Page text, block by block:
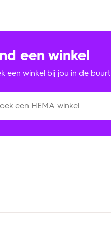
een winkel
een winkel bij jou in de buurt